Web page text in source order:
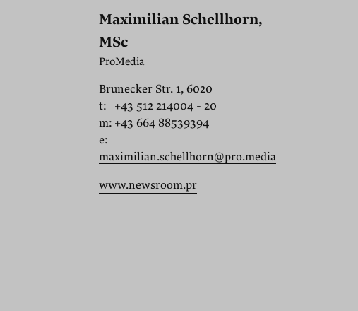
Maximilian Schellhorn,
MSc
ProMedia
Brunecker Str. 1, 6020
t:
+43 512 214004 - 20
m: +43 664 88539394
e:
maximilian.schellhorn@pro.media
www.newsroom.pr